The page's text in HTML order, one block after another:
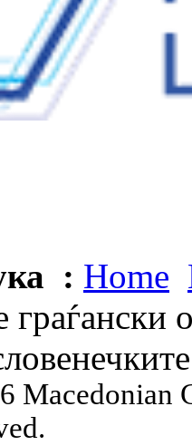
: Home
Macedonian